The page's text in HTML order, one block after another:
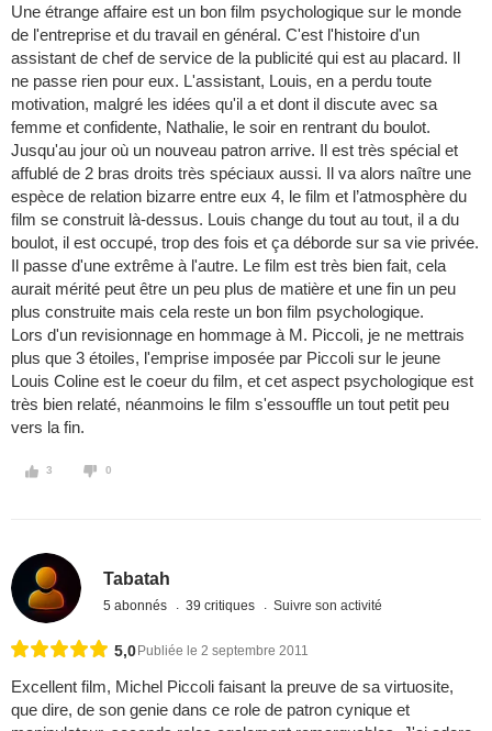
Une étrange affaire est un bon film psychologique sur le monde
de l'entreprise et du travail en général. C'est l'histoire d'un
assistant de chef de service de la publicité qui est au placard. Il
ne passe rien pour eux. L'assistant, Louis, en a perdu toute
motivation, malgré les idées qu'il a et dont il discute avec sa
femme et confidente, Nathalie, le soir en rentrant du boulot.
Jusqu'au jour où un nouveau patron arrive. Il est très spécial et
affublé de 2 bras droits très spéciaux aussi. Il va alors naître une
espèce de relation bizarre entre eux 4, le film et l’atmosphère du
film se construit là-dessus. Louis change du tout au tout, il a du
boulot, il est occupé, trop des fois et ça déborde sur sa vie privée.
Il passe d'une extrême à l'autre. Le film est très bien fait, cela
aurait mérité peut être un peu plus de matière et une fin un peu
plus construite mais cela reste un bon film psychologique.
Lors d'un revisionnage en hommage à M. Piccoli, je ne mettrais
plus que 3 étoiles, l'emprise imposée par Piccoli sur le jeune
Louis Coline est le coeur du film, et cet aspect psychologique est
très bien relaté, néanmoins le film s'essouffle un tout petit peu
vers la fin.
3 0
Tabatah
5 abonnés 39 critiques Suivre son activité
5,0 Publiée le 2 septembre 2011
Excellent film, Michel Piccoli faisant la preuve de sa virtuosite,
que dire, de son genie dans ce role de patron cynique et